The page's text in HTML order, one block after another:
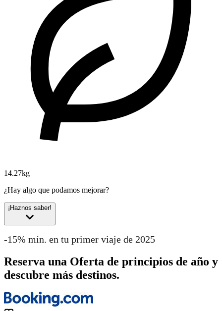
14.27kg
¿Hay algo que podamos mejorar?
¡Haznos saber!
-15% mín. en tu primer viaje de 2025
Reserva una Oferta de principios de año y
descubre más destinos.